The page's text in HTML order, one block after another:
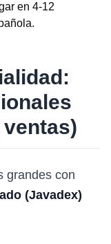
en 4-12
grandes con
(Javadex)